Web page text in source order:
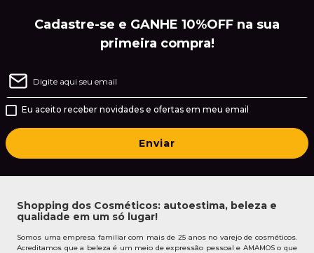
Cadastre-se e GANHE 10%OFF na sua
primeira compra!
Eu aceito receber novidades e ofertas em meu email
Enviar
Shopping dos Cosméticos: autoestima, beleza e
qualidade em um só lugar!
Somos uma empresa familiar com mais de 25 anos no varejo de cosméticos.
Acreditamos que a beleza é um meio de expressão pessoal e AMAMOS o que